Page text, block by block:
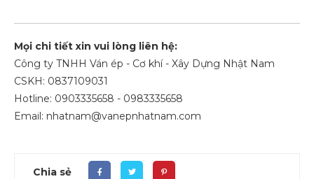
Mọi chi tiết xin vui lòng liên hệ:
Công ty TNHH Ván ép - Cơ khí - Xây Dựng Nhật Nam
CSKH: 0837109031
Hotline: 0903335658 - 0983335658
Email: nhatnam@vanepnhatnam.com
Chia sẻ